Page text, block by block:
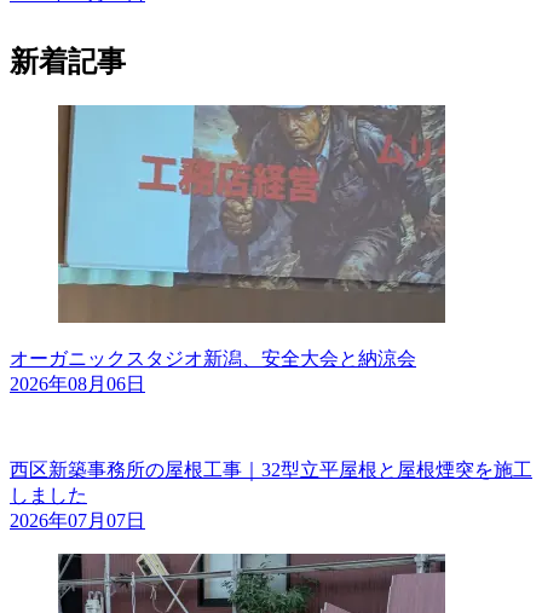
新着記事
オーガニックスタジオ新潟、安全大会と納涼会
2026年08月06日
西区新築事務所の屋根工事｜32型立平屋根と屋根煙突を施工
しました
2026年07月07日